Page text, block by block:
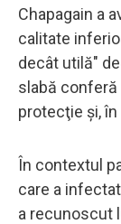
Chapagain a
calitate
decât utilă"
slabă
protecţie şi,
În contextul
care a
a recunoscut